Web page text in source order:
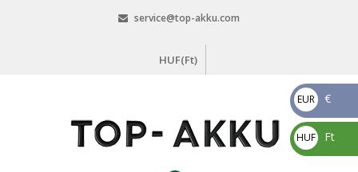
service@top-akku.com
HUF(Ft)
EUR
€
€
HUF
Ft
Ft